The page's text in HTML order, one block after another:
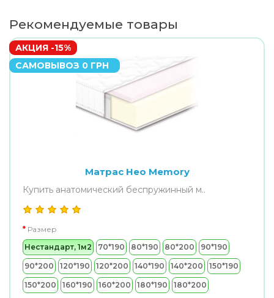
Рекомендуемые товары
АКЦИЯ -15%
САМОВЫВОЗ 0 ГРН
Матрас Нео Memory
Купить анатомический беспружинный м..
Размер
Нестандарт, 1м2
70*190 80*190 80*200 90*190
90*200 120*190 120*200 140*190 140*200 150*190
150*200 160*190 160*200 180*190 180*200